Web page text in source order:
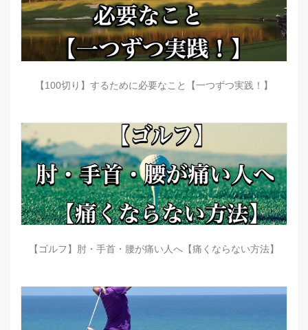
【100切り】するために必要なこと【一つずつ実践！】
【ゴルフ】肘・手首・腰が痛い人へ【痛くならない方法】